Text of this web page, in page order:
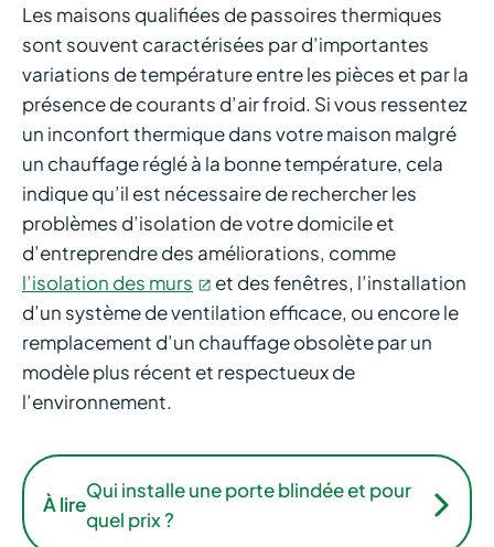
Les maisons qualifiées de passoires thermiques
sont souvent caractérisées par d’importantes
variations de température entre les pièces et par la
présence de courants d’air froid. Si vous ressentez
un inconfort thermique dans votre maison malgré
un chauffage réglé à la bonne température, cela
indique qu’il est nécessaire de rechercher les
problèmes d’isolation de votre domicile et
d’entreprendre des améliorations, comme
l’isolation des murs
et des fenêtres, l’installation
d’un système de ventilation efficace, ou encore le
remplacement d’un chauffage obsolète par un
modèle plus récent et respectueux de
l’environnement.
À lire
Qui installe une porte blindée et pour
quel prix ?